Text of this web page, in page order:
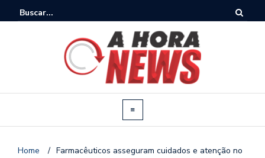
Home / Farmacêuticos asseguram cuidados e atenção no